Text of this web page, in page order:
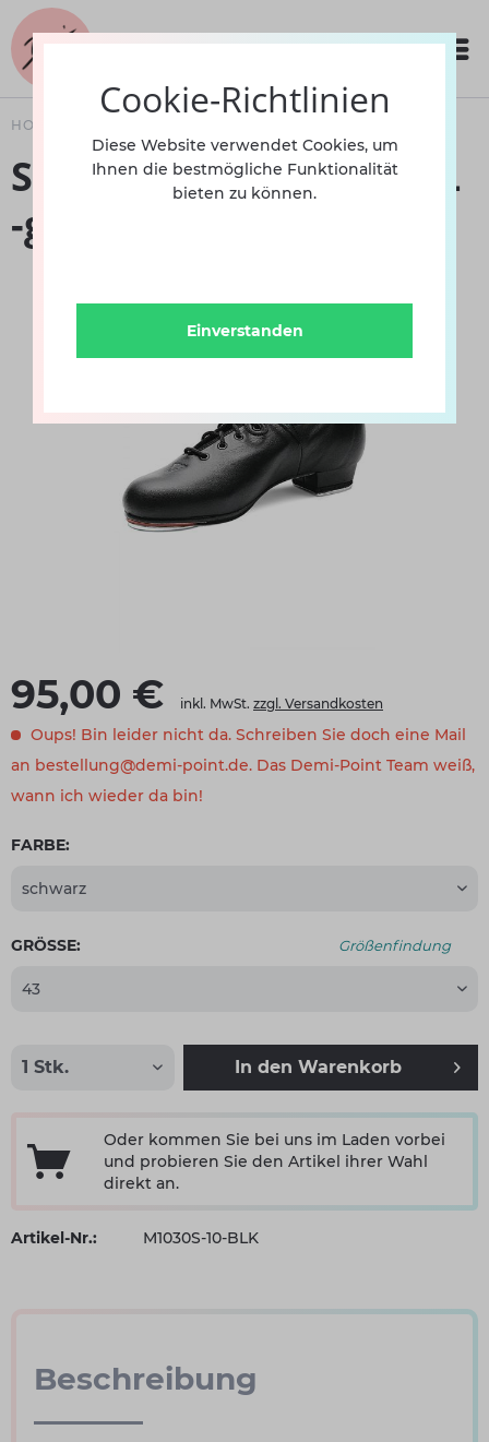
HOME
Steppschuh M1030S BL
-geschnürt-
95,00 € inkl. MwSt. zzgl. Versandkosten
Oups! Bin leider nicht da. Schreiben Sie doch eine Mail
an bestellung@demi-point.de. Das Demi-Point Team weiß,
wann ich wieder da bin!
FARBE:
GRÖSSE: Größenfindung
In den Warenkorb
Oder kommen Sie bei uns im Laden vorbei
und probieren Sie den Artikel ihrer Wahl
direkt an.
Artikel-Nr.: M1030S-10-BLK
Beschreibung
Cookie-Richtlinien
Diese Website verwendet Cookies, um
Ihnen die bestmögliche Funktionalität
bieten zu können.
Einverstanden